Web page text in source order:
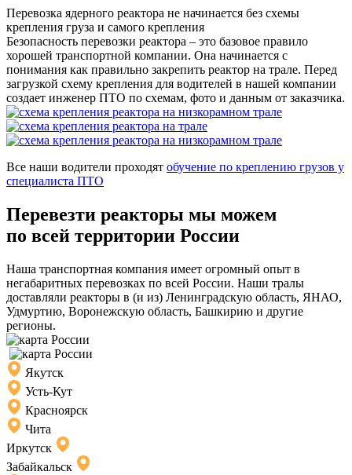
Перевозка ядерного реактора не начинается без схемы
крепления груза и самого крепления
Безопасность перевозки реактора – это базовое правило
хорошей транспортной компании. Она начинается с
понимания как правильно закрепить реактор на трале. Перед
загрузкой схему крепления для водителей в нашей компании
создает инженер ПТО по схемам, фото и данным от заказчика.
Все наши водители проходят обучение по креплению грузов у
специалиста ПТО
Перевезти реакторы мы можем
по всей территории России
Наша транспортная компания имеет огромный опыт в
негабаритных перевозках по всей России. Наши тралы
доставляли реакторы в (и из) Ленинградскую область, ЯНАО,
Удмуртию, Воронежскую область, Башкирию и другие
регионы.
Якутск
Усть-Кут
Красноярск
Чита
Иркутск
Забайкальск